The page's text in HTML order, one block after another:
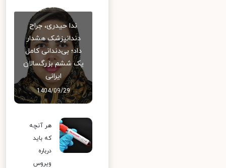
ندا حیدری، جراح
دندانپزشک هشدار
داد؛ بی‌دندانی کامل
یک ششم بزرگسالان
ایرانی
1404/09/29
هر آنچه
که باید
درباره
ویروس